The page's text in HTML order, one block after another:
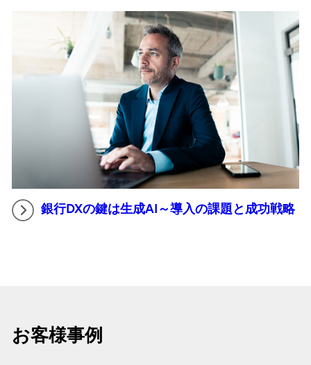
銀行DXの鍵は生成AI～導入の課題と成功戦略
お客様事例